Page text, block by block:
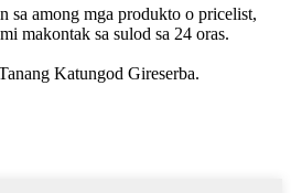
sa among mga produkto o pricelist,
makontak sa sulod sa 24 oras.
Katungod Gireserba.